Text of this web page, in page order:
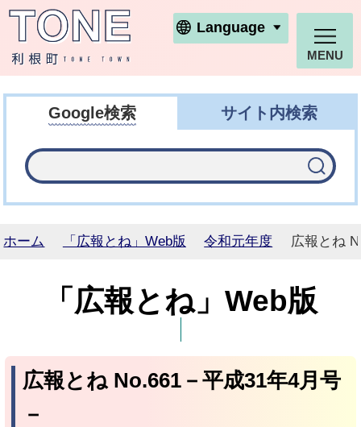
利根町ホームページ
Language
MENU
Google検索 サイト内検索
ホーム 「広報とね」Web版 令和元年度 広報とね
「広報とね」Web版
広報とね No.661－平成31年4月号
－